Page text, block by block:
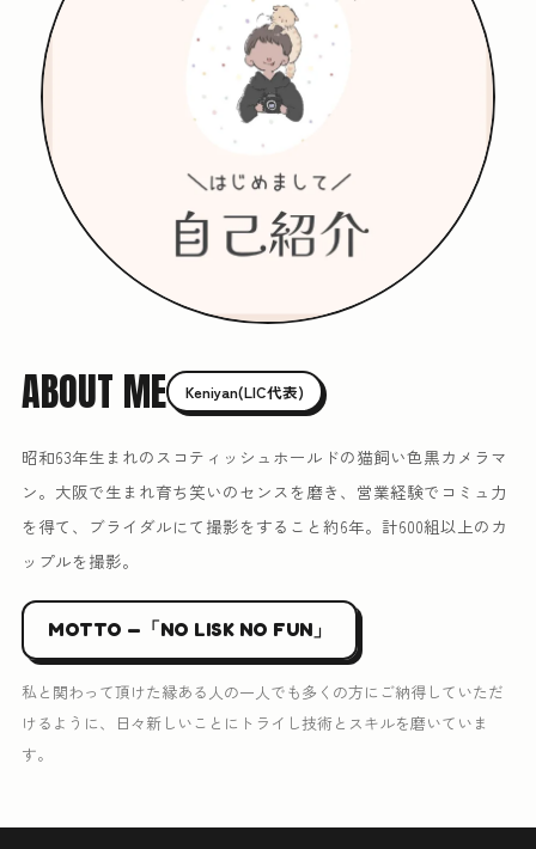
ABOUT ME Keniyan(LIC代表)
昭和63年生まれのスコティッシュホールドの猫飼い色黒カメラマ
ン。大阪で生まれ育ち笑いのセンスを磨き、営業経験でコミュ力
を得て、ブライダルにて撮影をすること約6年。計600組以上のカ
ップルを撮影。
MOTTO —「NO LISK NO FUN」
私と関わって頂けた縁ある人の一人でも多くの方にご納得していただ
けるように、日々新しいことにトライし技術とスキルを磨いていま
す。